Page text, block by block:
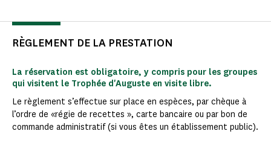
RÈGLEMENT DE LA PRESTATION
La réservation est obligatoire, y compris pour les groupes
qui visitent le Trophée d'Auguste en visite libre.
Le règlement s’effectue sur place en espèces, par chèque à
l’ordre de «régie de recettes », carte bancaire ou par bon de
commande administratif (si vous êtes un établissement public).